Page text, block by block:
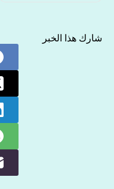
شارك هذا الخبر